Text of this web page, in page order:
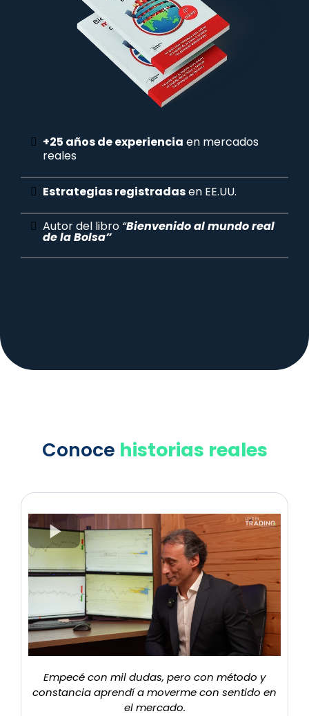
+25 años de experiencia en mercados
reales
Estrategias registradasen EE.UU.
Autor del libro “Bienvenido al mundo real
de la Bolsa”
Conoce historias reales
Empecé con mil dudas, pero con método y
constancia aprendí a moverme con sentido en
el mercado.